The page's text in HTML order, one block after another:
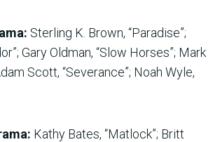
Sterling K. Brown, “Paradise”;
Gary Oldman, “Slow Horses”; Mark
Scott, “Severance”; Noah Wyle,
Kathy Bates, “Matlock”; Britt